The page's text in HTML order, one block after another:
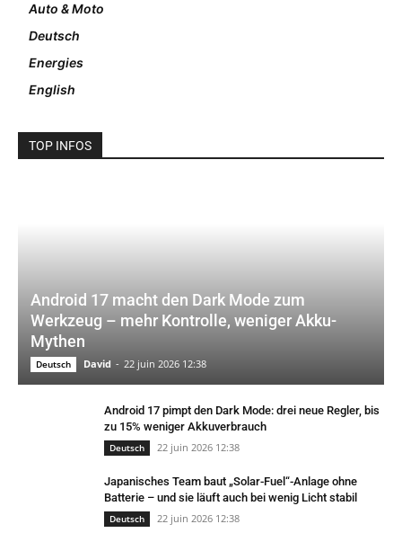
Auto & Moto
Deutsch
Energies
English
TOP INFOS
Android 17 macht den Dark Mode zum
Werkzeug – mehr Kontrolle, weniger Akku-
Mythen
Deutsch David - 22 juin 2026 12:38
Android 17 pimpt den Dark Mode: drei neue Regler, bis
zu 15% weniger Akkuverbrauch
Deutsch 22 juin 2026 12:38
Japanisches Team baut „Solar-Fuel“-Anlage ohne
Batterie – und sie läuft auch bei wenig Licht stabil
Deutsch 22 juin 2026 12:38